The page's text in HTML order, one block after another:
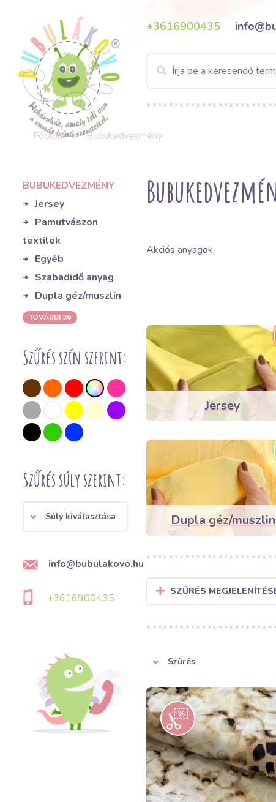
+3616900435
Főoldal Bubukedvezmény
BUBUKEDVEZMÉNY
Jersey
Pamutvászon
textilek
Egyéb
Szabadidő anyag
Dupla géz/muszlin
TOVÁBBI 36
Szűrés szín szerint:
Szűrés súly szerint:
Súly kiválasztása
info@bubulakovo.hu
+3616900435
Akciós anyagok.
Jersey
Dupla géz/muszlin
SZŰRÉS
Szűrés